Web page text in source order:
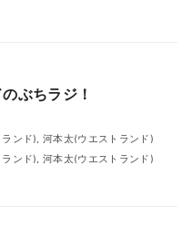
のぶちラジ！
ンド), 河本太(ウエストランド)
ンド), 河本太(ウエストランド)